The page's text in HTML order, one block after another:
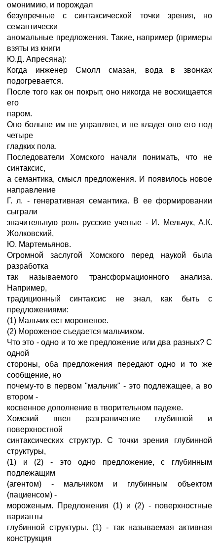
омонимию, и порождал
безупречные с синтаксической точки зрения, но
семантически
аномальные предложения. Такие, например (примеры
взяты из книги
Ю.Д. Апресяна):
Когда инженер Смолл смазан, вода в звонках
подогревается.
После того как он покрыт, оно никогда не восхищается
его
паром.
Оно больше им не управляет, и не кладет оно его под
четыре
гладких пола.
Последователи Хомского начали понимать, что не
синтаксис,
а семантика, смысл предложения. И появилось новое
направление
Г. л. - генеративная семантика. В ее формировании
сыграли
значительную роль русские ученые - И. Мельчук, А.К.
Жолковский,
Ю. Мартемьянов.
Огромной заслугой Хомского перед наукой была
разработка
так называемого трансформационного анализа.
Например,
традиционный синтаксис не знал, как быть с
предложениями:
(1) Мальчик ест мороженое.
(2) Мороженое съедается мальчиком.
Что это - одно и то же предложение или два разных? С
одной
стороны, оба предложения передают одно и то же
сообщение, но
почему-то в первом "мальчик" - это подлежащее, а во
втором -
косвенное дополнение в творительном падеже.
Хомский ввел разграничение глубинной и
поверхностной
синтаксических структур. С точки зрения глубинной
структуры,
(1) и (2) - это одно предложение, с глубинным
подлежащим
(агентом) - мальчиком и глубинным объектом
(пациенсом) -
мороженым. Предложения (1) и (2) - поверхностные
варианты
глубинной структуры. (1) - так называемая активная
конструкция